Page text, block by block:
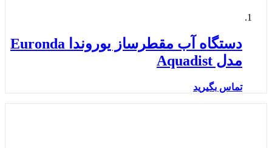
دستگاه آب مقطرساز یوروندا Euronda
مدل Aquadist
تماس بگیرید